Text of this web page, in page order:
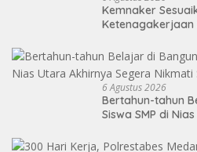
Kemnaker
6 Agustus 2026
Bertahun-tahun
Siswa SMP di